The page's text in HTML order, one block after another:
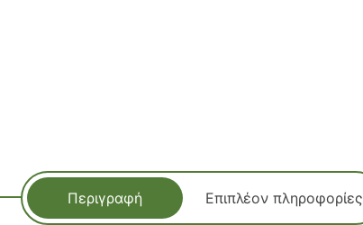
Περιγραφή Επιπλέον πληροφορίες